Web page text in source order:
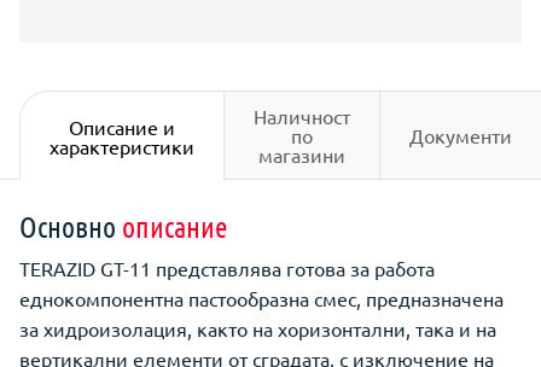
Описание и
характеристики
Наличност
по
магазини
Документи
Основно описание
TERAZID GT-11 представлява готова за работа
еднокомпонентна пастообразна смес, предназначена
за хидроизолация, както на хоризонтални, така и на
вертикални елементи от сградата, с изключение на